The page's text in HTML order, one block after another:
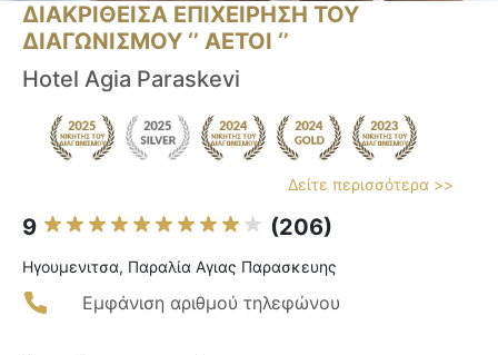
ΔΙΑΚΡΙΘΕΙΣΑ ΕΠΙΧΕΙΡΗΣΗ ΤΟΥ
ΔΙΑΓΩΝΙΣΜΟΥ ‘’ ΑΕΤΟΙ ‘’
Hotel Agia Paraskevi
Δείτε περισσότερα >>
9 (206)
Ηγουμενιτσα, Παραλία Αγιας Παρασκευης
Εμφάνιση αριθμού τηλεφώνου